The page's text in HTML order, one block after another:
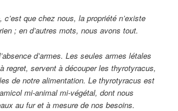
que chez nous, la propriété n’existe
; en d’autres mots, nous avons tout.
d’armes. Les seules armes létales
regret, servent à découper les thyrotyracus,
de notre alimentation. Le thyrotyracus est
mi-animal mi-végétal, dont nous
au fur et à mesure de nos besoins.